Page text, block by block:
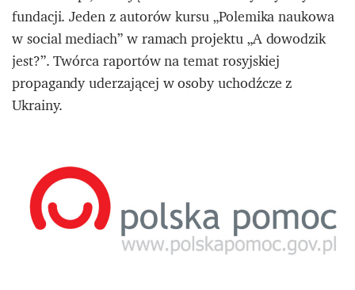
fundacji. Jeden z autorów kursu „Polemika naukowa
w social mediach” w ramach projektu „A dowodzik
jest?”. Twórca raportów na temat rosyjskiej
propagandy uderzającej w osoby uchodźcze z
Ukrainy.